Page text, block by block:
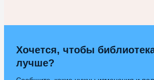
Хочется, чтобы
лучше?